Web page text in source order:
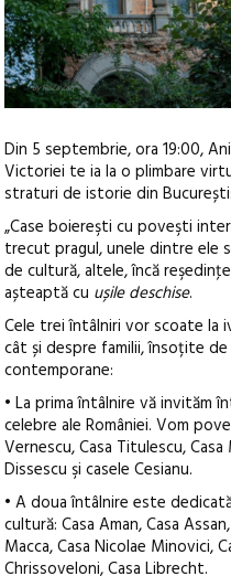
Din 5 septembrie, ora 19:00,
Victoriei te ia la o plimbare
straturi de istorie din București:
„Case boiereşti cu poveşti
trecut pragul, unele dintre ele
de cultură, altele, încă
așteaptă cu ușile deschise.
Cele trei întâlniri vor scoate la
cât și despre familii, însoțite de
contemporane:
• La prima întâlnire vă invităm
celebre ale României. Vom
Vernescu, Casa Titulescu,
Dissescu şi casele Cesianu.
• A doua întâlnire este
cultură: Casa Aman, Casa
Macca, Casa Nicolae Minovici,
Chrissoveloni, Casa Librecht.